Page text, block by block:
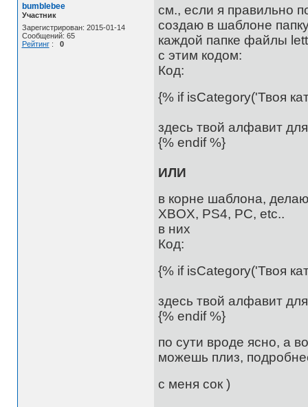
bumblebee
Участник
Зарегистрирован: 2015-01-14
Сообщений: 65
Рейтинг: 0
см., если я правильно
создаю в шаблоне
каждой папке файлы
с этим кодом:
Код:
{% if isCategory('Твоя
здесь твой алфавит
{% endif %}
ИЛИ
в корне шаблона,
XBOX, PS4, PC, etc..
в них
Код:
{% if isCategory('Твоя
здесь твой алфавит
{% endif %}
по сути вроде ясно, а
можешь плиз,
с меня сок )